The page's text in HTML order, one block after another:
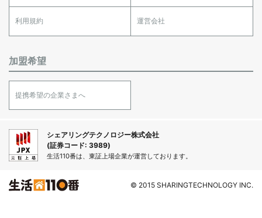
利用規約 運営会社
加盟希望
提携希望の企業さまへ
シェアリングテクノロジー株式会社
(証券コード: 3989)
生活110番は、東証上場企業が運営しております。
© 2015 SHARINGTECHNOLOGY INC.